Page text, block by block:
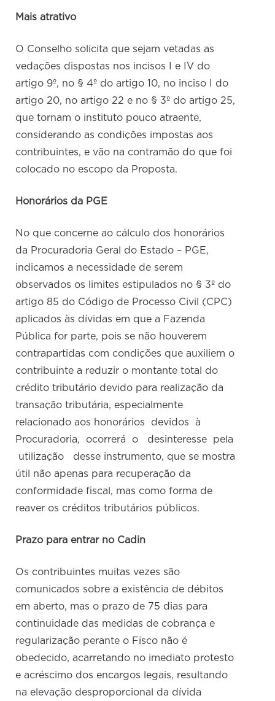
Mais atrativo
O Conselho solicita que sejam vetadas as
vedações dispostas nos incisos I e IV do
artigo 9º, no § 4º do artigo 10, no inciso I do
artigo 20, no artigo 22 e no § 3º do artigo 25,
que tornam o instituto pouco atraente,
considerando as condições impostas aos
contribuintes, e vão na contramão do que foi
colocado no escopo da Proposta.
Honorários da PGE
No que concerne ao cálculo dos honorários
da Procuradoria Geral do Estado – PGE,
indicamos a necessidade de serem
observados os limites estipulados no § 3º do
artigo 85 do Código de Processo Civil (CPC)
aplicados às dívidas em que a Fazenda
Pública for parte, pois se não houverem
contrapartidas com condições que auxiliem o
contribuinte a reduzir o montante total do
crédito tributário devido para realização da
transação tributária, especialmente
relacionado aos honorários devidos à
Procuradoria, ocorrerá o desinteresse pela
utilização desse instrumento, que se mostra
útil não apenas para recuperação da
conformidade fiscal, mas como forma de
reaver os créditos tributários públicos.
Prazo para entrar no Cadin
Os contribuintes muitas vezes são
comunicados sobre a existência de débitos
em aberto, mas o prazo de 75 dias para
continuidade das medidas de cobrança e
regularização perante o Fisco não é
obedecido, acarretando no imediato protesto
e acréscimo dos encargos legais, resultando
na elevação desproporcional da dívida